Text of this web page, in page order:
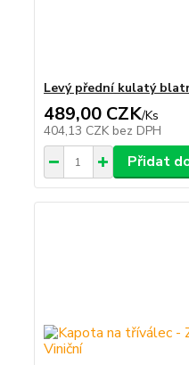
Levý přední kulatý
489,00 CZK/Ks
404,13 CZK bez DPH
Přidat